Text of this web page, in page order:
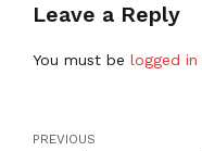
Leave a Reply
You must be logged in
PREVIOUS